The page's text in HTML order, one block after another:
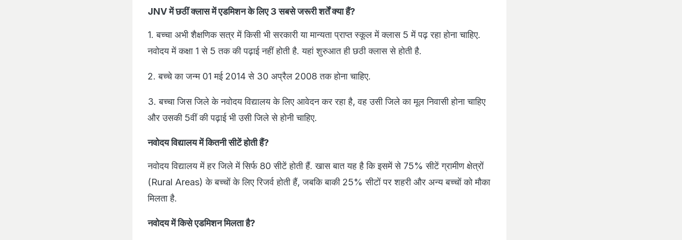
JNV में छठीं क्लास में एडमिशन के लिए 3 सबसे जरूरी शर्तें क्या हैं?
1. बच्चा अभी शैक्षणिक सत्र में किसी भी सरकारी या मान्यता प्राप्त स्कूल में क्लास 5 में पढ़ रहा होना चाहिए.
नवोदय में कक्षा 1 से 5 तक की पढ़ाई नहीं होती है. यहां शुरुआत ही छठी क्लास से होती है.
2. बच्चे का जन्म 01 मई 2014 से 30 अप्रैल 2008 तक होना चाहिए.
3. बच्चा जिस जिले के नवोदय विद्यालय के लिए आवेदन कर रहा है, वह उसी जिले का मूल निवासी होना चाहिए
और उसकी 5वीं की पढ़ाई भी उसी जिले से होनी चाहिए.
नवोदय विद्यालय में कितनी सीटें होती हैं?
नवोदय विद्यालय में हर जिले में सिर्फ 80 सीटें होती हैं. खास बात यह है कि इसमें से 75% सीटें ग्रामीण क्षेत्रों
(Rural Areas) के बच्चों के लिए रिजर्व होती हैं, जबकि बाकी 25% सीटों पर शहरी और अन्य बच्चों को मौका
मिलता है.
नवोदय में किसे एडमिशन मिलता है?